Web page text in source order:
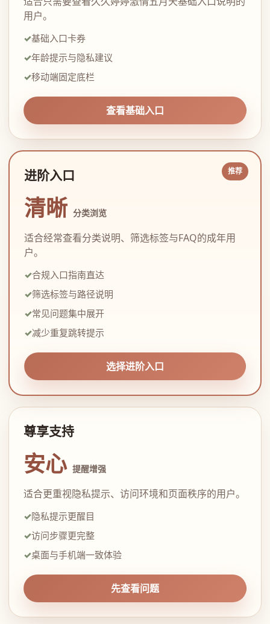
用户。
基础入口卡券
年龄提示与隐私建议
移动端固定底栏
查看基础入口
进阶入口
清晰 分类浏览
适合经常查看分类说明、筛选标签与FAQ的成年用
户。
合规入口指南直达
筛选标签与路径说明
常见问题集中展开
减少重复跳转提示
选择进阶入口
尊享支持
安心 提醒增强
适合更重视隐私提示、访问环境和页面秩序的用户。
隐私提示更醒目
访问步骤更完整
桌面与手机端一致体验
先查看问题